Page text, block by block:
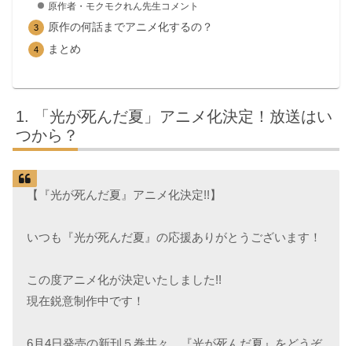
原作者・モクモクれん先生コメント
原作の何話までアニメ化するの？
まとめ
「光が死んだ夏」アニメ化決定！放送はい
つから？
【『光が死んだ夏』アニメ化決定!!】
いつも『光が死んだ夏』の応援ありがとうございます！
この度アニメ化が決定いたしました!!
現在鋭意制作中です！